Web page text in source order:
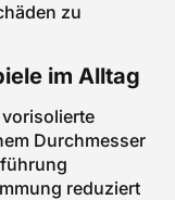
zu
im Alltag
Durchmesser
reduziert